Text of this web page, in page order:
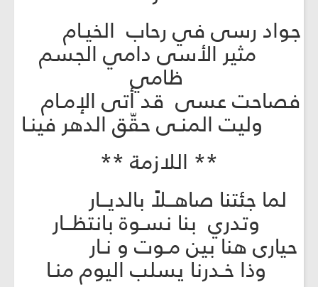
جواد رسى في رحاب الخيـام
مثير الأسى دامي الجسم
ظامي
فصاحت عسى قد أتى الإمـام
وليت المنـى حقّق الدهر فينـا
** اللازمة **
لما جئتنا صاهــلاً بالديــار
وتدري بنا نسـوة بانتظــار
حيارى هنا بين مـوت و نـار
وذا خـدرنا يسلب اليوم منـا